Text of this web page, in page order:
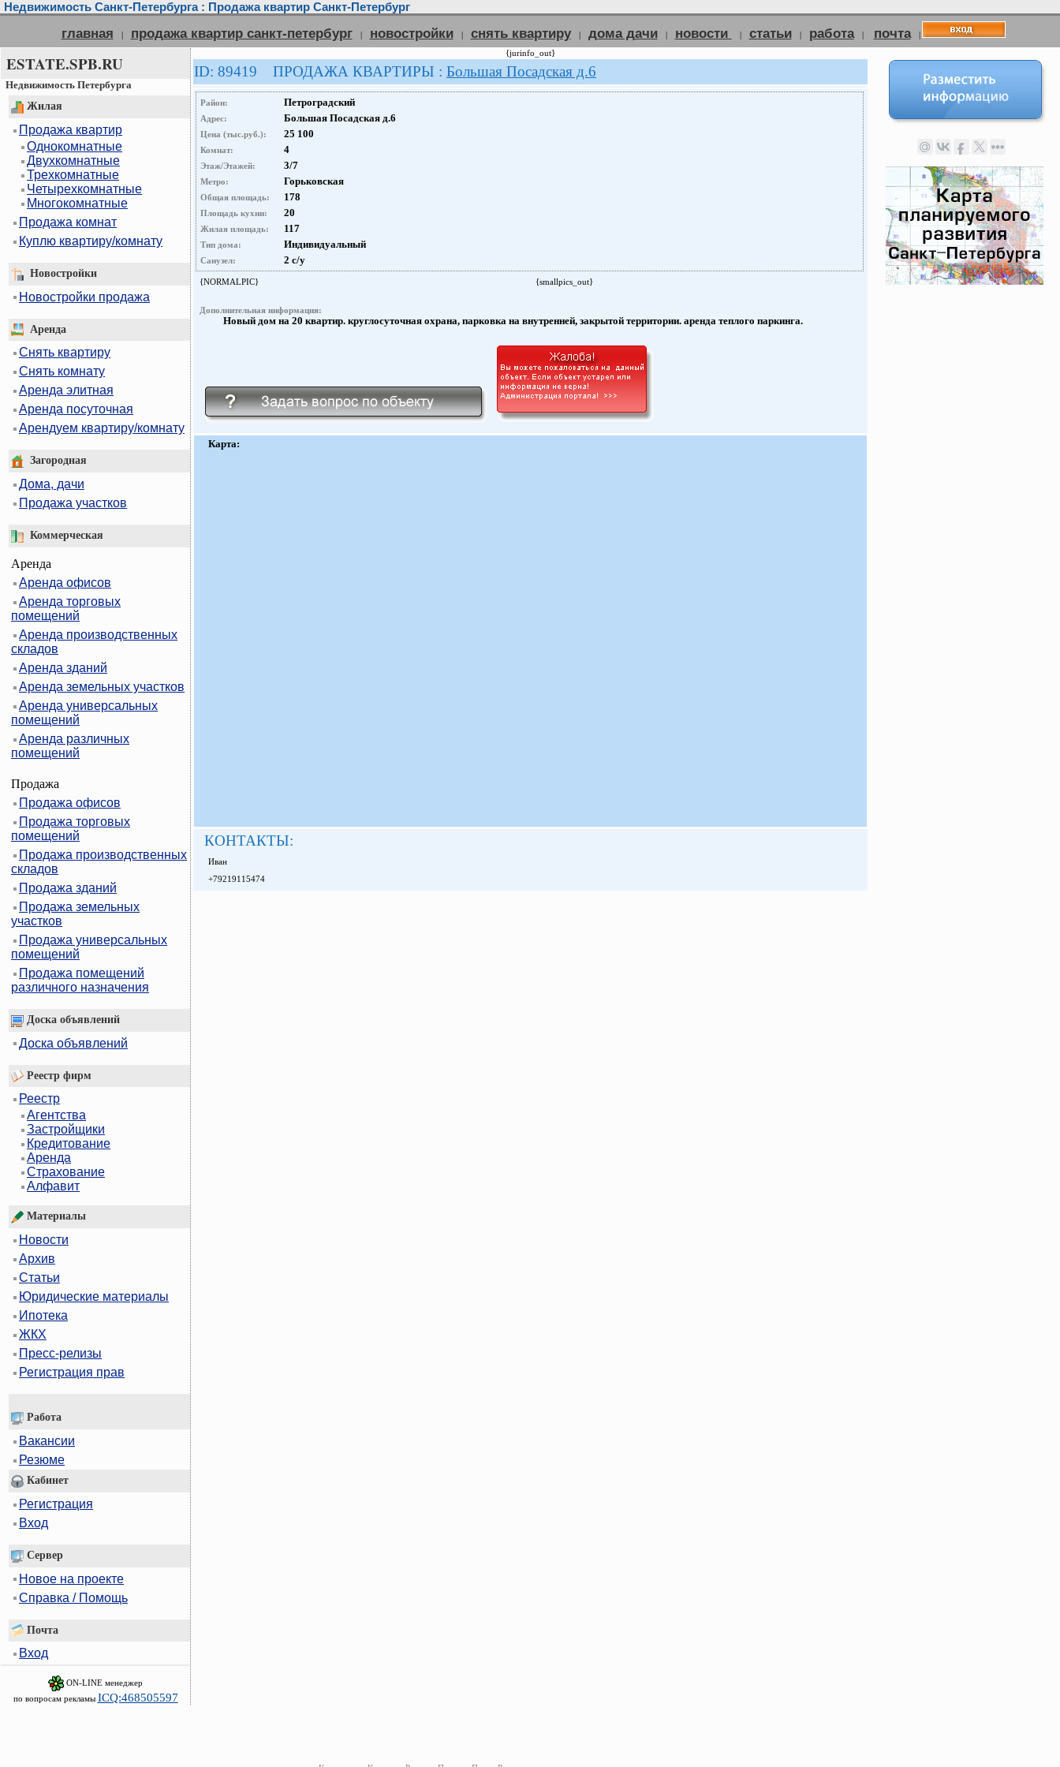
Недвижимость Санкт-Петербурга : Продажа квартир Санкт-Петербург
главная | продажа квартир санкт-петербург | новостройки | снять квартиру | дома дачи | новости | статьи | работа | почта |
ESTATE.SPB.RU
Недвижимость Петербурга
Жилая
Продажа квартир
Однокомнатные
Двухкомнатные
Трехкомнатные
Четырехкомнатные
Многокомнатные
Продажа комнат
Куплю квартиру/комнату
Новостройки
Новостройки продажа
Аренда
Снять квартиру
Снять комнату
Аренда элитная
Аренда посуточная
Арендуем квартиру/комнату
Загородная
Дома, дачи
Продажа участков
Коммерческая
Аренда
Аренда офисов
Аренда торговых
помещений
Аренда производственных
складов
Аренда зданий
Аренда земельных участков
Аренда универсальных
помещений
Аренда различных
помещений
Продажа
Продажа офисов
Продажа торговых
помещений
Продажа производственных
складов
Продажа зданий
Продажа земельных
участков
Продажа универсальных
помещений
Продажа помещений
различного назначения
Доска объявлений
Доска объявлений
Реестр фирм
Реестр
Агентства
Застройщики
Кредитование
Аренда
Страхование
Алфавит
Материалы
Новости
Архив
Статьи
Юридические материалы
Ипотека
ЖКХ
Пресс-релизы
Регистрация прав
Работа
Вакансии
Резюме
Кабинет
Регистрация
Вход
Сервер
Новое на проекте
Справка / Помощь
Почта
Вход
ON-LINE менеджер
по вопросам рекламы ICQ:468505597
{jurinfo_out}
ID: 89419 ПРОДАЖА КВАРТИРЫ : Большая Посадская д.6
Район: Петроградский
Адрес: Большая Посадская д.6
Цена (тыс.руб.): 25 100
Комнат: 4
Этаж/Этажей: 3/7
Метро: Горьковская
Общая площадь: 178
Площадь кухни: 20
Жилая площадь: 117
Тип дома: Индивидуальный
Санузел: 2 с/у
{NORMALPIC} {smallpics_out}
Дополнительная информация:
Новый дом на 20 квартир. круглосуточная охрана, парковка на внутренней, закрытой территории. аренда теплого паркинга.
Карта:
КОНТАКТЫ:
Иван
+79219115474